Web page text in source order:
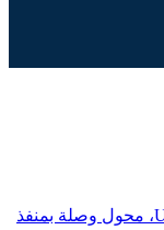
او تي جي 3 في 1، نوع سي، مايكرو USB، محول وصلة بمنفذ